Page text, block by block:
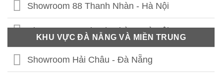
Showroom 88 Thanh Nhàn - Hà Nội
Showroom 41 Thanh Nhàn - Hà Nội
Showroom Thái Thịnh - Hà Nội
KHU VỰC ĐÀ NẴNG VÀ MIỀN TRUNG
Showroom Hải Châu - Đà Nẵng